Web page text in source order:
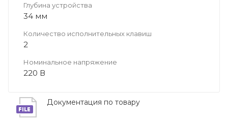
Глубина устройства
34 мм
Количество исполнительных клавиш
2
Номинальное напряжение
220 В
Документация по товару